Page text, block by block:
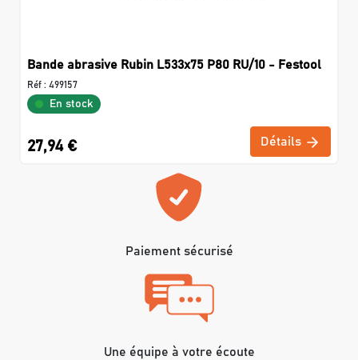
Bande abrasive Rubin L533x75 P80 RU/10 - Festool
Réf : 499157
En stock
27,94 € Détails
Paiement sécurisé
Une équipe à votre écoute